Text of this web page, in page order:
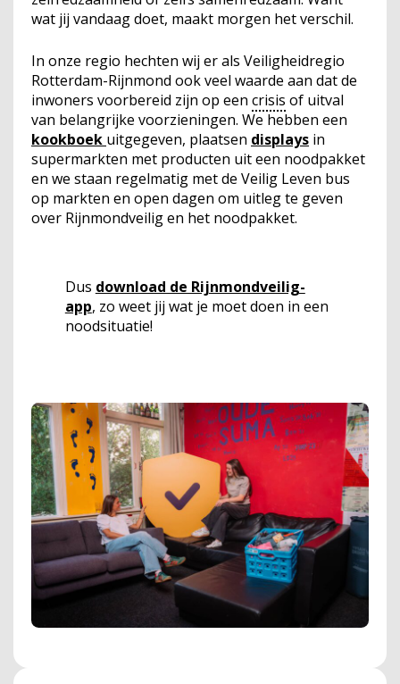
wat jij vandaag doet, maakt morgen het verschil.
In onze regio hechten wij er als Veiligheidregio
Rotterdam-Rijnmond ook veel waarde aan dat de
inwoners voorbereid zijn op een crisis of uitval
van belangrijke voorzieningen. We hebben een
kookboek uitgegeven, plaatsen displays in
supermarkten met producten uit een noodpakket
en we staan regelmatig met de Veilig Leven bus
op markten en open dagen om uitleg te geven
over Rijnmondveilig en het noodpakket.
Dus download de Rijnmondveilig-
app, zo weet jij wat je moet doen in een
noodsituatie!